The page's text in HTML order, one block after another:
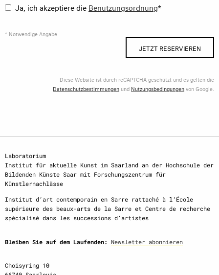
Ja, ich akzeptiere die Benutzungsordnung*
* Notwendige Angabe
JETZT RESERVIEREN
Diese Website ist durch reCAPTCHA geschützt und es gelten die
Datenschutzbestimmungen und Nutzungsbedingungenvon Google.
Laboratorium
Institut für aktuelle Kunst im Saarland an der Hochschule der
Bildenden Künste Saar mit Forschungszentrum für
Künstlernachlässe
Institut d‘art contemporain en Sarre rattaché à l‘École
supérieure des beaux-arts de la Sarre et Centre de recherche
spécialisé dans les successions d‘artistes
Bleiben Sie auf dem Laufenden: Newsletter abonnieren
Choisyring 10